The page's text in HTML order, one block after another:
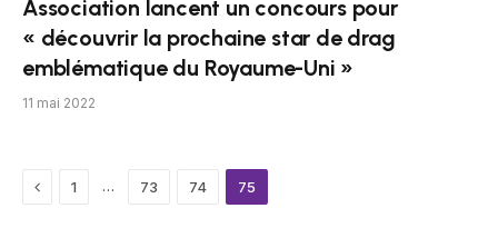
Association lancent un concours pour
« découvrir la prochaine star de drag
emblématique du Royaume-Uni »
11 mai 2022
Previous
1 … 73 74 75